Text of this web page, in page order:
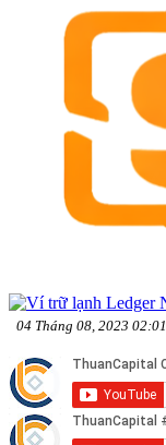
04 Tháng 08, 2023 02:01